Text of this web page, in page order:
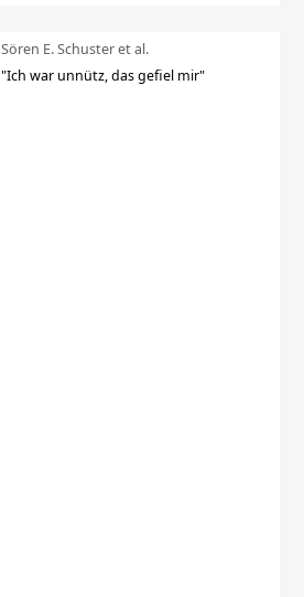
Sören E. Schuster et al.
"Ich war unnütz, das gefiel mir"